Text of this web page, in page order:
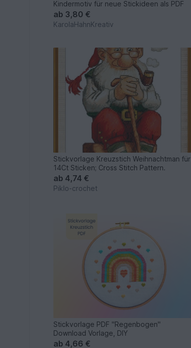
Kindermotiv für neue Stickideen als PDF
ab 3,80 €
KarolaHahnKreativ
Stickvorlage Kreuzstich Weihnachtman für
14Ct Sticken; Cross Stitch Pattern.
ab4,74 €
Piklo-crochet
Stickvorlage PDF "Regenbogen"
Download Vorlage, DIY
ab4,66 €